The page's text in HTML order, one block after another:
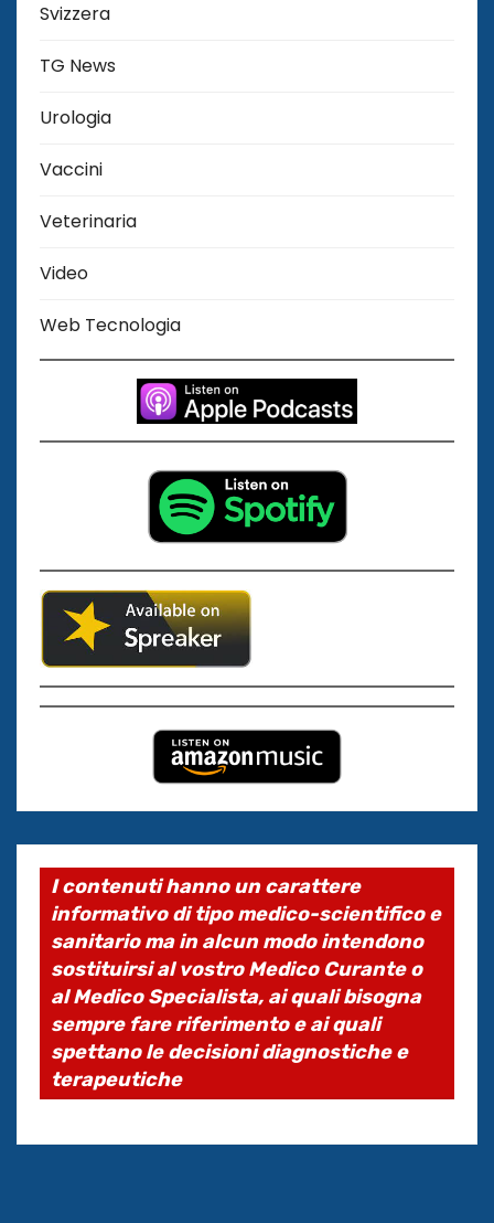
Svizzera
TG News
Urologia
Vaccini
Veterinaria
Video
Web Tecnologia
I contenuti hanno un carattere
informativo di tipo medico-scientifico e
sanitario ma in alcun modo intendono
sostituirsi al vostro Medico Curante o
al Medico Specialista, ai quali bisogna
sempre fare riferimento e ai quali
spettano le decisioni diagnostiche e
terapeutiche